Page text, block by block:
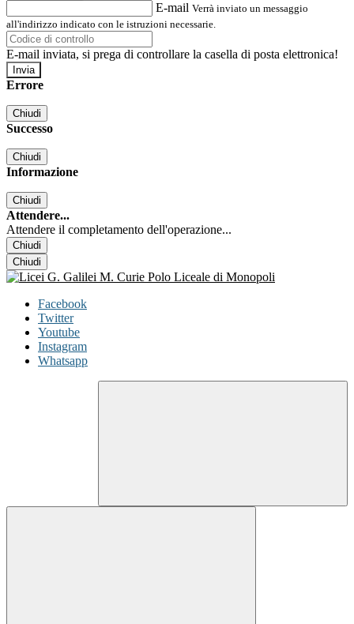
E-mail Verrà inviato un messaggio
all'indirizzo indicato con le istruzioni necessarie.
E-mail inviata, si prega di controllare la casella di posta elettronica!
Errore
Chiudi
Successo
Chiudi
Informazione
Chiudi
Attendere...
Attendere il completamento dell'operazione...
Chiudi
Chiudi
Facebook
Twitter
Youtube
Instagram
Whatsapp